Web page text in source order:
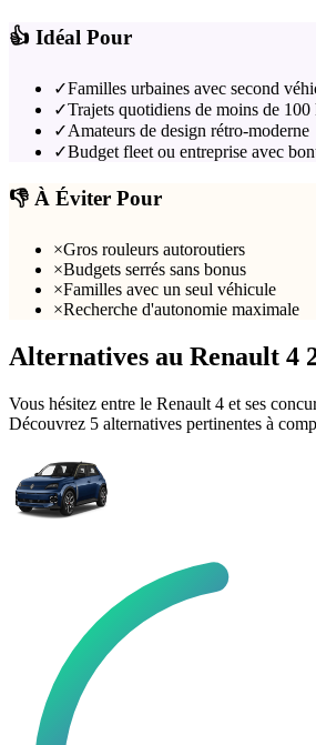
👍 Idéal Pour
✓Familles urbaines avec second
✓Trajets quotidiens de moins de 100
✓Amateurs de design rétro-moderne
✓Budget fleet ou entreprise avec
👎 À Éviter Pour
×Gros rouleurs autoroutiers
×Budgets serrés sans bonus
×Familles avec un seul véhicule
×Recherche d'autonomie maximale
Alternatives au Renault 4
Vous hésitez entre le Renault 4 et ses
Découvrez 5 alternatives pertinentes à